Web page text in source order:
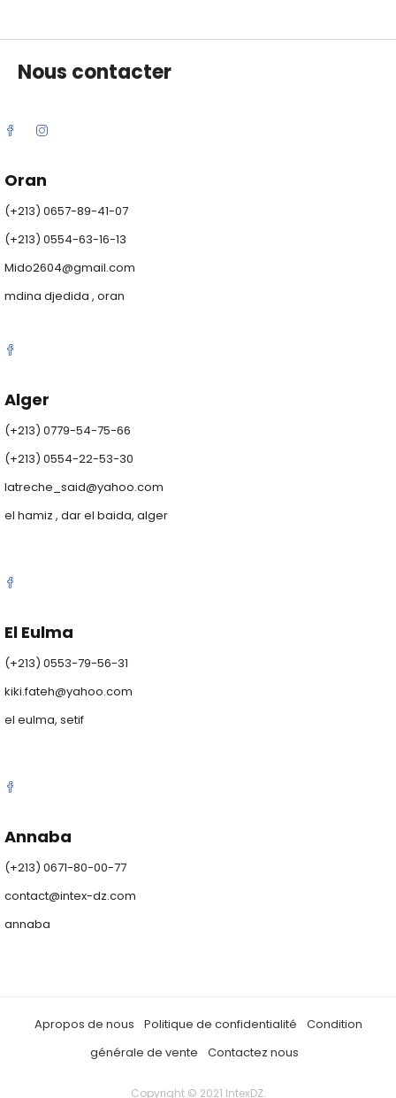
Nous contacter
Oran
(+213) 0657-89-41-07
(+213) 0554-63-16-13
Mido2604@gmail.com
mdina djedida , oran
Alger
(+213) 0779-54-75-66
(+213) 0554-22-53-30
latreche_said@yahoo.com
el hamiz , dar el baida, alger
El Eulma
(+213) 0553-79-56-31
kiki.fateh@yahoo.com
el eulma, setif
Annaba
(+213) 0671-80-00-77
contact@intex-dz.com
annaba
Apropos de nous Politique de confidentialité
Condition
générale de vente
Contactez nous
Copyright © 2021 IntexDZ.